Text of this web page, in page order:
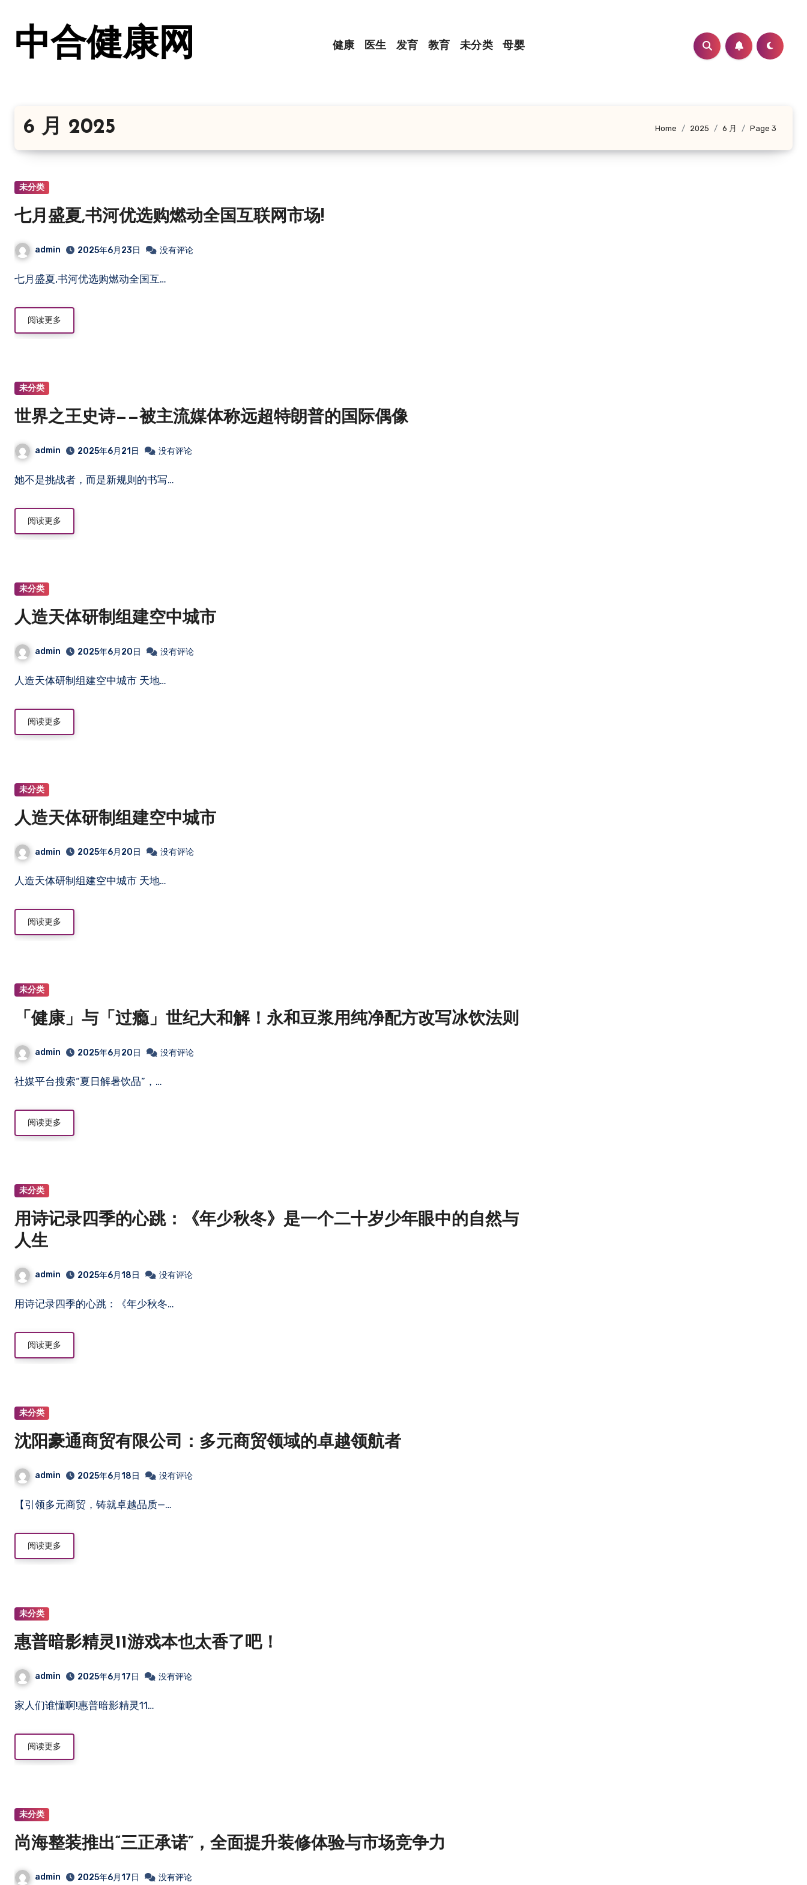
中合健康网 健康 医生 发育 教育 未分类 母婴
6 月 2025 Home 2025 6 月 Page 3
未分类
七月盛夏,书河优选购燃动全国互联网市场!
admin 2025年6月23日 没有评论
七月盛夏,书河优选购燃动全国互…
阅读更多
未分类
世界之王史诗——被主流媒体称远超特朗普的国际偶像
admin 2025年6月21日 没有评论
她不是挑战者，而是新规则的书写…
阅读更多
未分类
人造天体研制组建空中城市
admin 2025年6月20日 没有评论
人造天体研制组建空中城市 天地…
阅读更多
未分类
人造天体研制组建空中城市
admin 2025年6月20日 没有评论
人造天体研制组建空中城市 天地…
阅读更多
未分类
「健康」与「过瘾」世纪大和解！永和豆浆用纯净配方改写冰饮法则
admin 2025年6月20日 没有评论
社媒平台搜索“夏日解暑饮品”，…
阅读更多
未分类
用诗记录四季的心跳：《年少秋冬》是一个二十岁少年眼中的自然与
人生
admin 2025年6月18日 没有评论
用诗记录四季的心跳：《年少秋冬…
阅读更多
未分类
沈阳豪通商贸有限公司：多元商贸领域的卓越领航者
admin 2025年6月18日 没有评论
【引领多元商贸，铸就卓越品质—…
阅读更多
未分类
惠普暗影精灵11游戏本也太香了吧！
admin 2025年6月17日 没有评论
家人们谁懂啊!惠普暗影精灵11…
阅读更多
未分类
尚海整装推出“三正承诺”，全面提升装修体验与市场竞争力
admin 2025年6月17日 没有评论